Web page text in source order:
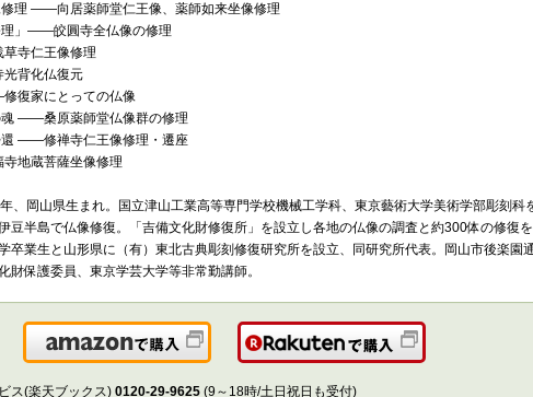
理 ――向居薬師堂仁王像、薬師如来坐像修理
理」――皎圓寺全仏像の修理
寺仁王像修理
背化仏復元
復家にとっての仏像
魂 ――桑原薬師堂仏像群の修理
還 ――修禅寺仁王像修理・遷座
地蔵菩薩坐像修理
岡山県生まれ。国立津山工業高等専門学校機械工学科、東京藝術大学美術学部彫刻科
豆半島で仏像修復。「吉備文化財修復所」を設立し各地の仏像の調査と約300体の修復
卒業生と山形県に（有）東北古典彫刻修復研究所を設立、同研究所代表。岡山市後楽園
保護委員、東京学芸大学等非常勤講師。
Amazonで購入 楽天で購入
ス(楽天ブックス) 0120-29-9625 (9～18時/土日祝日も受付)